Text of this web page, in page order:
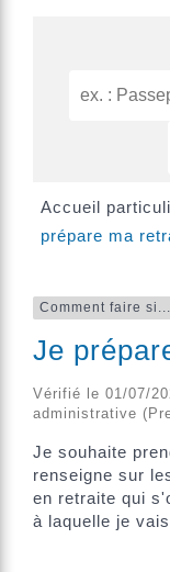
Accueil
prépare ma
Comment faire si...
Je
Vérifié le 01/07/
administrative
Je souhaite
renseigne sur
en retraite qui
à laquelle je